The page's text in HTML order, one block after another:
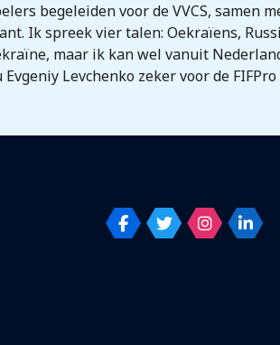
begeleiden voor de VVCS, samen
Ik spreek vier talen: Oekraïens,
maar ik kan wel vanuit
Levchenko zeker voor de